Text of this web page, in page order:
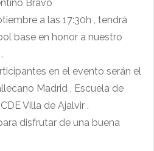
Bravo
a las 17:30h , tendrá
base en honor a nuestro
.
en el evento serán el
Madrid , Escuela de
Villa de Ajalvir .
disfrutar de una buena